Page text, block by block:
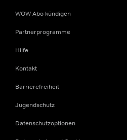
WOW Abo kündigen
Partnerprogramme
Hilfe
Kontakt
Barrierefreiheit
Jugendschutz
Datenschutzoptionen